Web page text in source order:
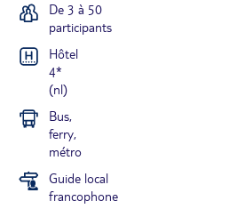
De 3 à 50
participants
Hôtel
4*
(nl)
Bus,
ferry,
métro
Guide local
francophone